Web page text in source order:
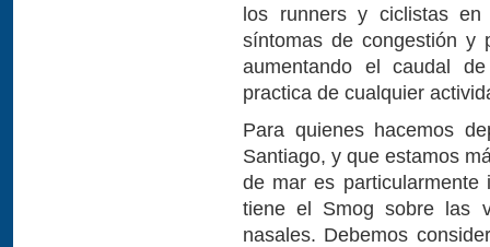
los runners y ciclistas
síntomas de congestión y
aumentando el caudal
practica de cualquier
Para quienes hacemos
Santiago, y que estamos
de mar es particularmente
tiene el Smog sobre las
nasales. Debemos